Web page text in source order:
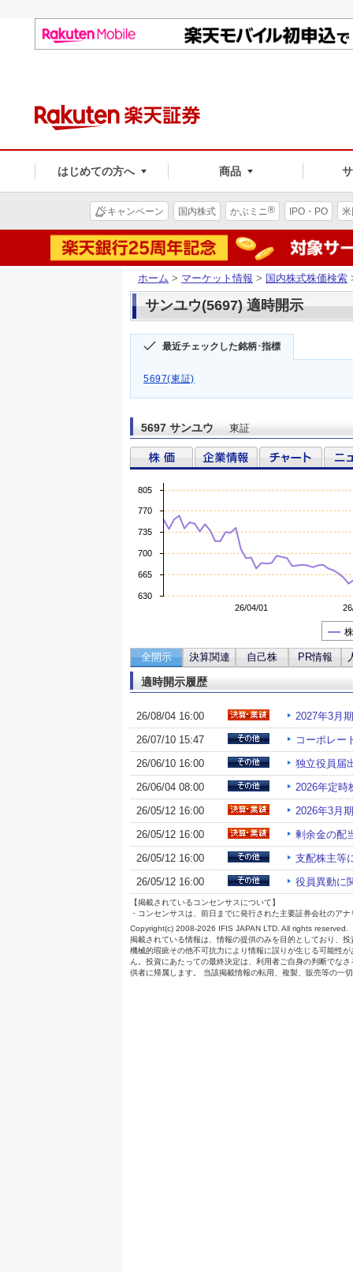
はじめての方へ 商品
キャンペーン 国内株式 かぶミニ® IPO・PO
ホーム > マーケット情報 > 国内株式株価検索
サンユウ(5697) 適時開示
最近チェックした銘柄･指標
5697(東証)
5697 サンユウ 東証